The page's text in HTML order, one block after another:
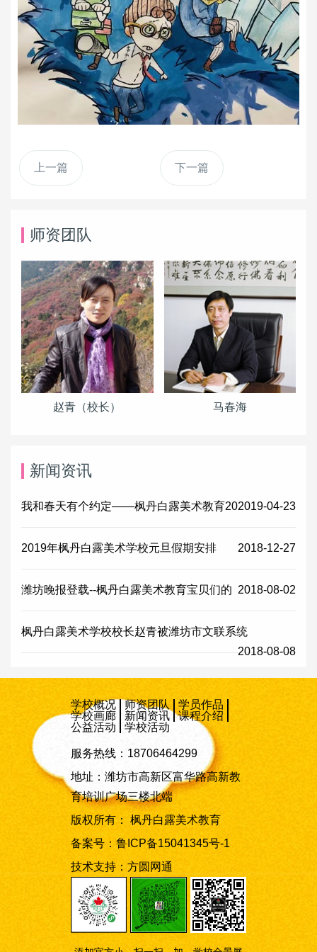
上一篇 下一篇
师资团队
赵青（校长） 马春海
新闻资讯
我和春天有个约定——枫丹白露美术教育202019-04-23
2019年枫丹白露美术学校元旦假期安排 2018-12-27
潍坊晚报登载--枫丹白露美术教育宝贝们的 2018-08-02
枫丹白露美术学校校长赵青被潍坊市文联系统
2018-08-08
学校概况 师资团队
学员作品
学校画廊
新闻资讯
课程介绍
公益活动
学校活动
服务热线：18706464299
地址：潍坊市高新区富华路高新教
育培训广场三楼北端
版权所有： 枫丹白露美术教育
备案号： 鲁ICP备15041345号-1
技术支持： 方圆网通